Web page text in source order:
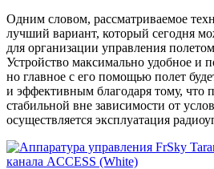
Одним словом, рассматриваемое
лучший вариант, который сегодня
для организации управления
Устройство максимально удобное и
но главное с его помощью полет
и эффективным благодаря тому, что
стабильной вне зависимости от
осуществляется эксплуатация